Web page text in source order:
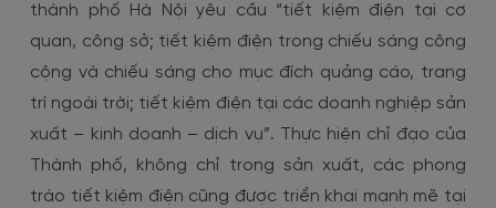
thành phố Hà Nội yêu cầu “tiết kiệm điện tại cơ
quan, công sở; tiết kiệm điện trong chiếu sáng công
cộng và chiếu sáng cho mục đích quảng cáo, trang
trí ngoài trời; tiết kiệm điện tại các doanh nghiệp sản
xuất – kinh doanh – dịch vụ”. Thực hiện chỉ đạo của
Thành phố, không chỉ trong sản xuất, các phong
trào tiết kiệm điện cũng được triển khai mạnh mẽ tại